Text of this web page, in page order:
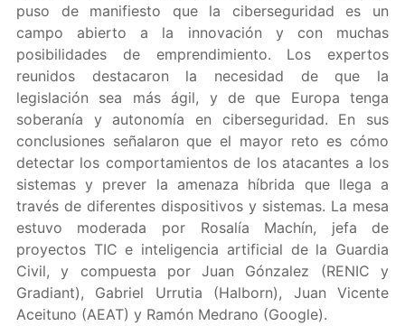
puso de manifiesto que la ciberseguridad es un
campo abierto a la innovación y con muchas
posibilidades de emprendimiento. Los expertos
reunidos destacaron la necesidad de que la
legislación sea más ágil, y de que Europa tenga
soberanía y autonomía en ciberseguridad. En sus
conclusiones señalaron que el mayor reto es cómo
detectar los comportamientos de los atacantes a los
sistemas y prever la amenaza híbrida que llega a
través de diferentes dispositivos y sistemas. La mesa
estuvo moderada por Rosalía Machín, jefa de
proyectos TIC e inteligencia artificial de la Guardia
Civil, y compuesta por Juan Gónzalez (RENIC y
Gradiant), Gabriel Urrutia (Halborn), Juan Vicente
Aceituno (AEAT) y Ramón Medrano (Google).